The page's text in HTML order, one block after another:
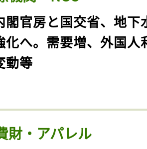
閣官房と国交省、地下
化へ。需要増、外国人
動等
財・アパレル